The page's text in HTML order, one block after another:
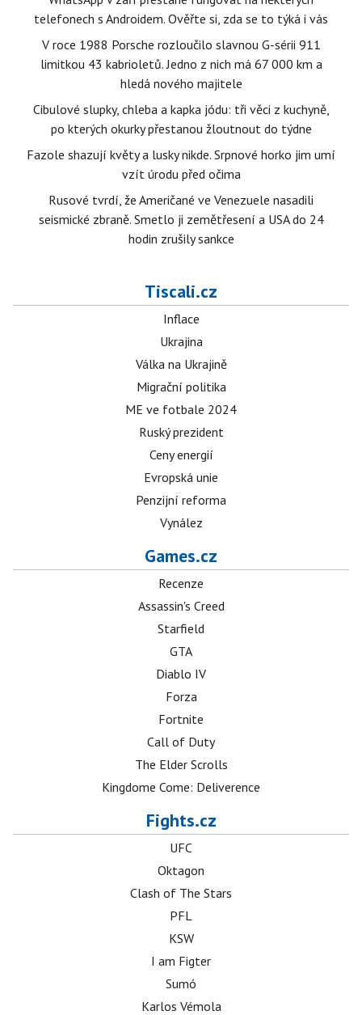
telefonech s Androidem. Ověřte si, zda se to týká i vás
V roce 1988 Porsche rozloučilo slavnou G-sérii 911
limitkou 43 kabrioletů. Jedno z nich má 67 000 km a
hledá nového majitele
Cibulové slupky, chleba a kapka jódu: tři věci z kuchyně,
po kterých okurky přestanou žloutnout do týdne
Fazole shazují květy a lusky nikde. Srpnové horko jim umí
vzít úrodu před očima
Rusové tvrdí, že Američané ve Venezuele nasadili
seismické zbraně. Smetlo ji zemětřesení a USA do 24
hodin zrušily sankce
Tiscali.cz
Inflace
Ukrajina
Válka na Ukrajině
Migrační politika
ME ve fotbale 2024
Ruský prezident
Ceny energií
Evropská unie
Penzijní reforma
Vynález
Games.cz
Recenze
Assassin's Creed
Starfield
GTA
Diablo IV
Forza
Fortnite
Call of Duty
The Elder Scrolls
Kingdome Come: Deliverence
Fights.cz
UFC
Oktagon
Clash of The Stars
PFL
KSW
I am Figter
Sumó
Karlos Vémola